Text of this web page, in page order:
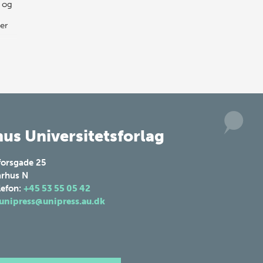
og
Universitetsforlag
25
N
+45 53 55 05 42
unipress@unipress.au.dk